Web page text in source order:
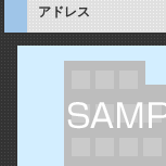
アドレス